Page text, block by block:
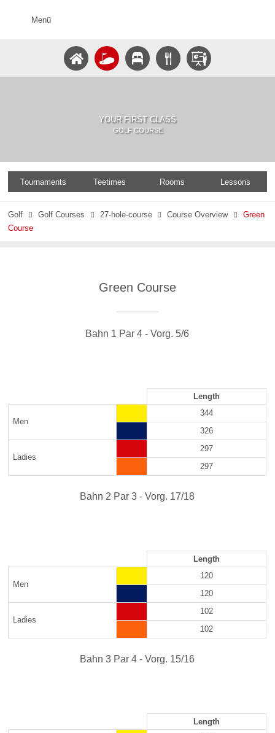
Menü
YOUR FIRST CLASS
GOLF COURSE
Tournaments Teetimes Rooms Lessons
Golf  Golf Courses  27-hole-course  Course Overview 
Green
Course
Green Course
Bahn 1 Par 4 - Vorg. 5/6
Length
Men
344
326
Ladies
297
297
Bahn 2 Par 3 - Vorg. 17/18
Length
Men
120
120
Ladies
102
102
Bahn 3 Par 4 - Vorg. 15/16
Length